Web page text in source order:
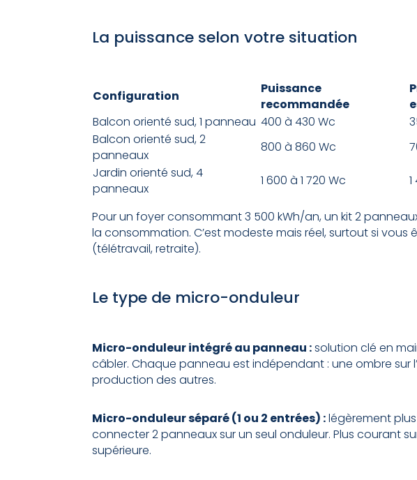
La puissance selon votre situation
Configuration
Puissance
recommandée
Balcon orienté sud, 1 panneau 400 à 430 Wc
Balcon orienté sud, 2
panneaux
800 à 860 Wc
Jardin orienté sud, 4
panneaux
1 600 à 1 720 Wc
Pour un foyer consommant 3 500 kWh/an, un kit 2
la consommation. C’est modeste mais réel, surtout si vous
(télétravail, retraite).
Le type de micro-onduleur
Micro-onduleur intégré au panneau :solution clé en
câbler. Chaque panneau est indépendant : une ombre sur
production des autres.
Micro-onduleur séparé (1 ou 2 entrées) :légèrement
connecter 2 panneaux sur un seul onduleur. Plus courant
supérieure.